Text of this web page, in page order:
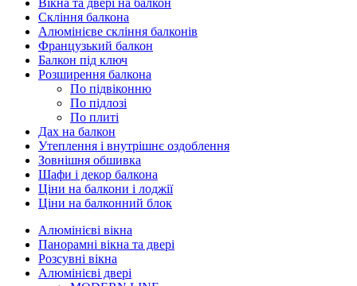
Вікна та двері на балкон
Скління балкона
Алюмінієве скління балконів
Французький балкон
Балкон під ключ
Розширення балкона
По підвіконню
По підлозі
По плиті
Дах на балкон
Утеплення і внутрішнє оздоблення
Зовнішня обшивка
Шафи і декор балкона
Ціни на балкони і лоджії
Ціни на балконний блок
Алюмінієві вікна
Панорамні вікна та двері
Розсувні вікна
Алюмінієві двері